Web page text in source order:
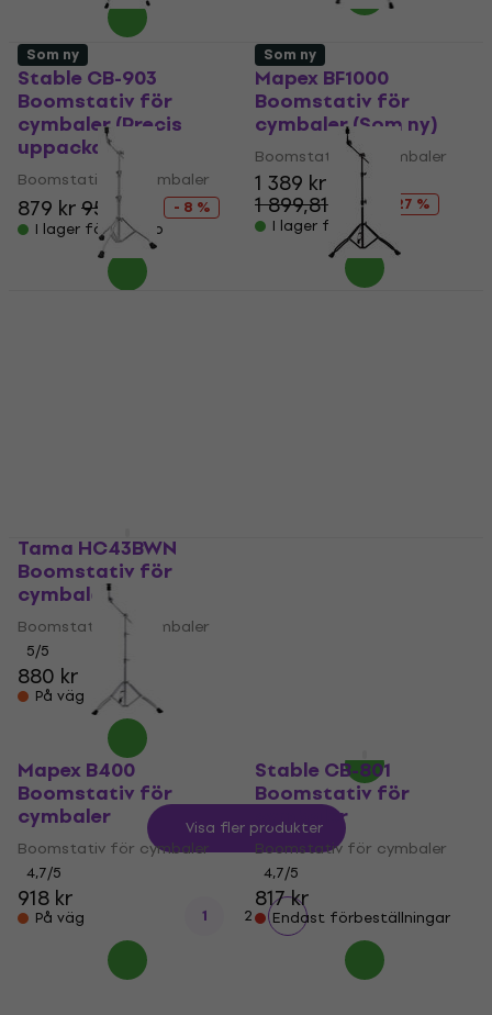
Stable CB-903
Boomstativ för
cymbaler (Precis
uppackade)
Boomstativ för cymbaler
879 kr955 kr
- 8 %
I lager för E-shop
Mapex BF1000
Boomstativ för
cymbaler (Som ny)
Boomstativ för cymbaler
1 389 kr
1 899,81 kr
- 27 %
I lager för E-shop
Som ny Som ny
Tama HC43BWN
Boomstativ för
cymbaler
Boomstativ för cymbaler
5/5
880 kr
På väg
Mapex B400
Boomstativ för
cymbaler
Boomstativ för cymbaler
4,7/5
918 kr
På väg
Stable CB-801
Boomstativ för
cymbaler
Boomstativ för cymbaler
4,7/5
817 kr
Endast förbeställningar
Visa fler produkter
1 2